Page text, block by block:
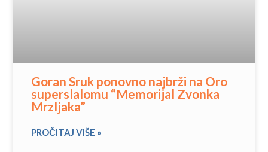
Goran Sruk ponovno najbrži na Oro
superslalomu “Memorijal Zvonka
Mrzljaka”
PROČITAJ VIŠE »